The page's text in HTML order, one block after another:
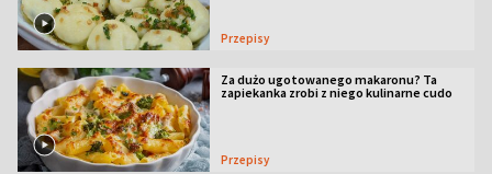
Przepisy
Za dużo ugotowanego makaronu? Ta
zapiekanka zrobi z niego kulinarne cudo
Przepisy